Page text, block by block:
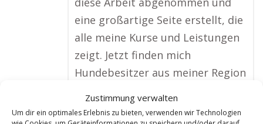
Zustimmung verwalten
Um dir ein optimales Erlebnis zu bieten, verwenden wir Technologien
eine großartige Seite erstellt, die
alle meine Kurse und Leistungen
zeigt. Jetzt finden mich
Hundebesitzer aus meiner Region
bekomme viel mehr Buchungen